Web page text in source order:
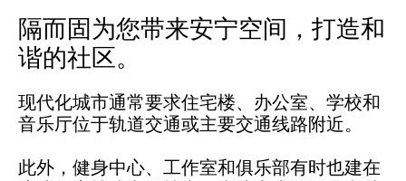
隔而固为您带来安宁空间，打造和
谐的社区。
现代化城市通常要求住宅楼、办公室、学校和
音乐厅位于轨道交通或主要交通线路附近。
此外，健身中心、工作室和俱乐部有时也建在